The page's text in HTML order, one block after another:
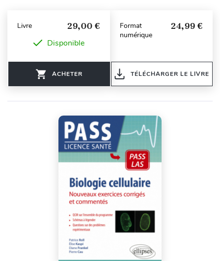
Livre 29,00 €
Disponible
ACHETER
Format
numérique
24,99 €
TÉLÉCHARGER LE LIVRE